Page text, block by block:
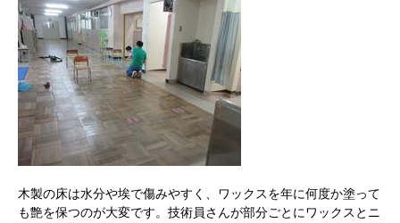
木製の床は水分や埃で傷みやすく、ワックスを年に何度か塗って
も艶を保つのが大変です。技術員さんが部分ごとにワックスとニ